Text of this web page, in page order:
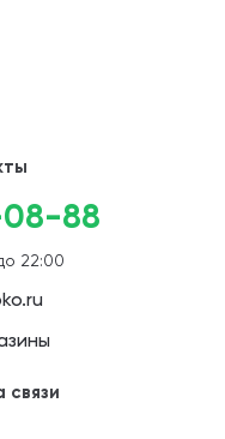
88
22:00
связи